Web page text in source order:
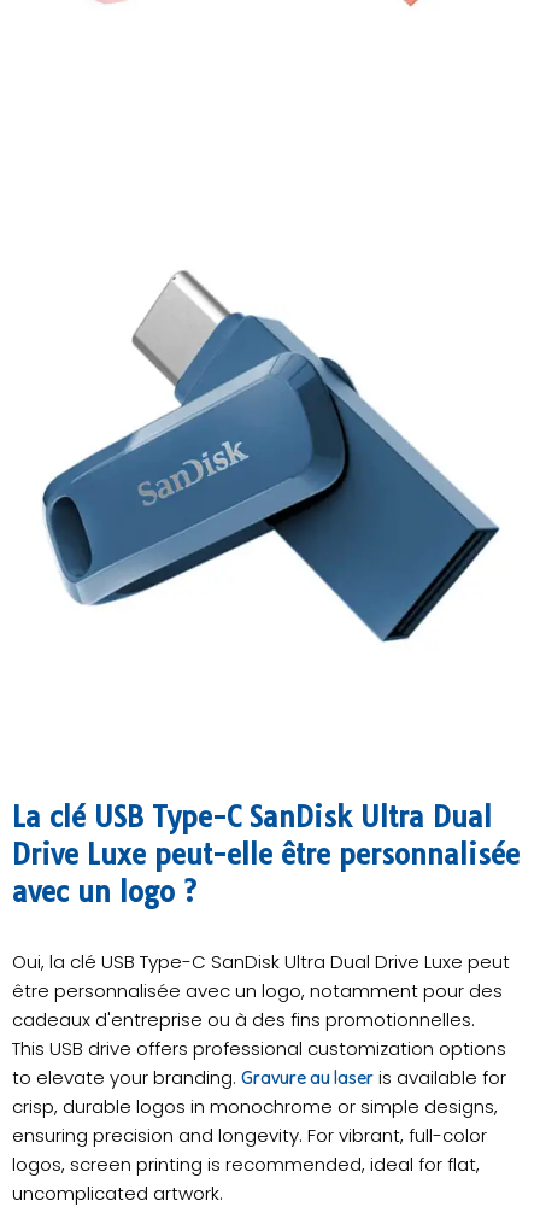
La clé USB Type-C SanDisk Ultra Dual
Drive Luxe peut-elle être personnalisée
avec un logo ?
Oui, la clé USB Type-C SanDisk Ultra Dual Drive Luxe peut
être personnalisée avec un logo, notamment pour des
cadeaux d'entreprise ou à des fins promotionnelles.
This USB drive offers professional customization options
to elevate your branding. ​ Gravure au laser is available for
crisp, durable logos in monochrome or simple designs,
ensuring precision and longevity. For vibrant, full-color
logos, ​screen printing is recommended, ideal for flat,
uncomplicated artwork.